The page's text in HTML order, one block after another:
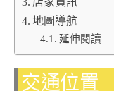
地圖導航
延伸閱讀
交通位置